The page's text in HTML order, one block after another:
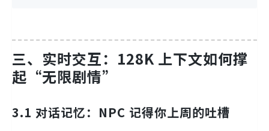
三、实时交互：128K 上下文如何撑
起“无限剧情”
3.1 对话记忆：NPC 记得你上周的吐槽